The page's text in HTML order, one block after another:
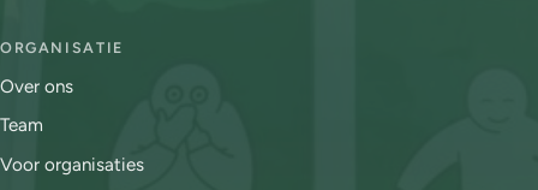
ORGANISATIE
Over ons
Team
Voor organisaties